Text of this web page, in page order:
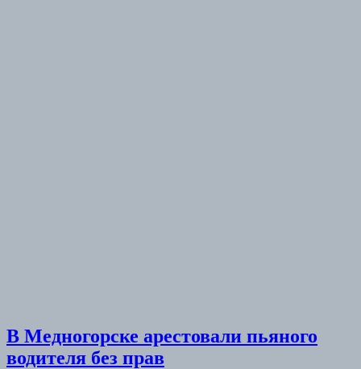
В Медногорске арестовали пьяного
водителя без прав